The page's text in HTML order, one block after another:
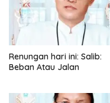
Renungan hari ini: Salib:
Beban Atau Jalan